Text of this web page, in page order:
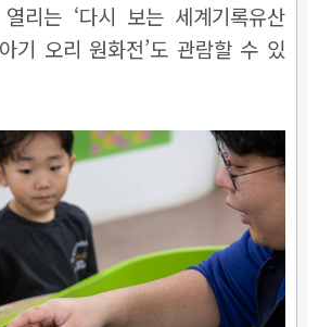
리는 ‘다시 보는 세계기록유산
기 오리 원화전’도 관람할 수 있